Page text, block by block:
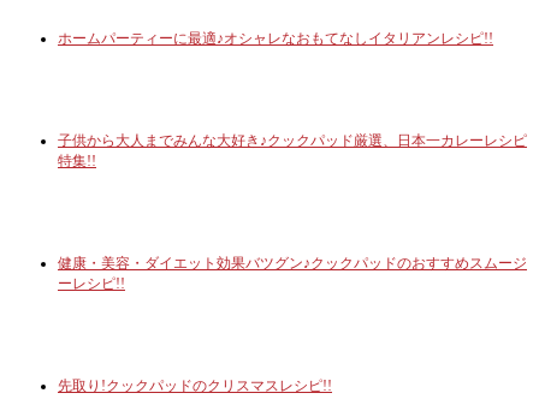
ホームパーティーに最適♪オシャレなおもてなしイタリアンレシピ!!
子供から大人までみんな大好き♪クックパッド厳選、日本一カレーレシピ
特集!!
健康・美容・ダイエット効果バツグン♪クックパッドのおすすめスムージ
ーレシピ!!
先取り!クックパッドのクリスマスレシピ!!